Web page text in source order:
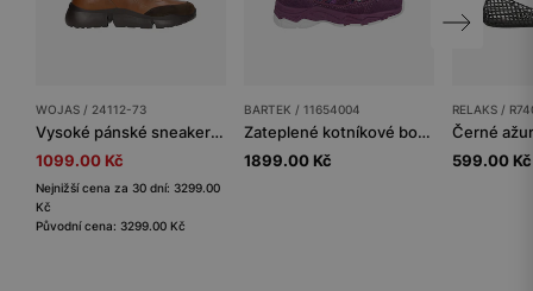
WOJAS / 24112-73
Vysoké pánské sneakersy na hnědé podrážce
1099.00 Kč
Nejnižší cena za 30 dní: 3299.00
Kč
Původní cena: 3299.00 Kč
BARTEK / 11654004
Zateplené kotníkové boty BARTEK 11654004, pro dívky, fialové
1899.00 Kč
RELAKS /
599.00 Kč